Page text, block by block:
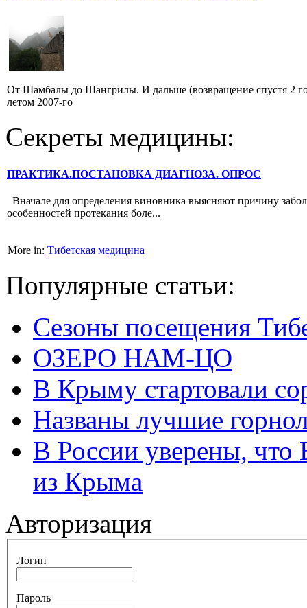
От Шамбалы до Шангрилы. И дальше (возвращение спустя 2
летом 2007-го
Секреты медицины:
ПРАКТИКА.ПОСТАНОВКА ДИАГНОЗА. ОПРОС
Вначале для определения виновника выясняют при­чину
особенностей протекания боле...
More in: Тибетская медицина
Популярные статьи:
Сезоны посещения
ОЗЕРО НАМ-ЦО
В Крыму стартовали
Названы лучшие
В России уверены, что
из Крыма
Авторизация
Логин
Пароль